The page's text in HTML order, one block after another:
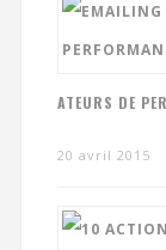
ATEURS DE
20 avril 2015